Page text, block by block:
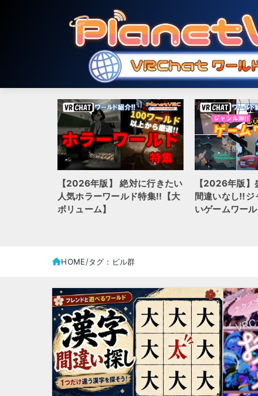
【2026年版】 絶対に行きたい
人気ホラーワールド特集!!【大
ボリューム】
【2026年版】
間違いなし!!ジ
いゲームワー
HOME タグ : ビル群